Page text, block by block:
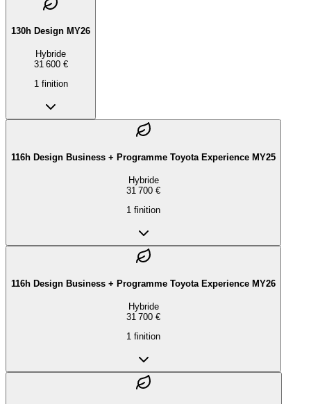
130h Design MY26
Hybride
31 600 €
1finition
116h Design Business + Programme Toyota Experience MY25
Hybride
31 700 €
1 finition
116h Design Business + Programme Toyota Experience MY26
Hybride
31 700 €
1 finition